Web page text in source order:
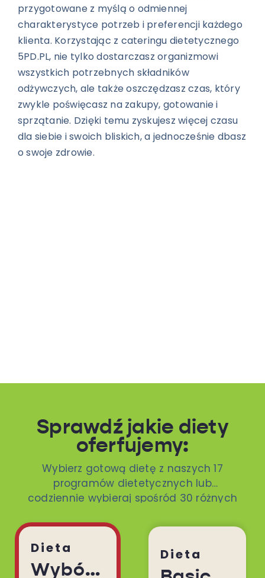
przygotowane z myślą o odmiennej
charakterystyce potrzeb i preferencji każdego
klienta. Korzystając z cateringu dietetycznego
5PD.PL, nie tylko dostarczasz organizmowi
wszystkich potrzebnych składników
odżywczych, ale także oszczędzasz czas, który
zwykle poświęcasz na zakupy, gotowanie i
sprzątanie. Dzięki temu zyskujesz więcej czasu
dla siebie i swoich bliskich, a jednocześnie dbasz
o swoje zdrowie.
Sprawdź jakie diety
oferfujemy:
Wybierz gotową dietę z naszych 17
programów dietetycznych lub
codziennie wybieraj spośród 30 różnych
Dieta
Wybór Menu
Dieta